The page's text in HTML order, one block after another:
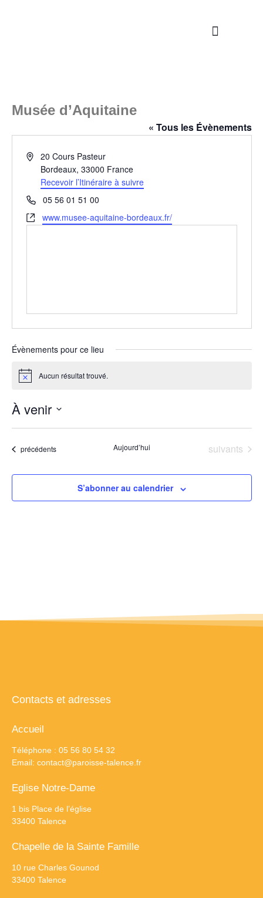
Musée d’Aquitaine
« Tous les Évènements
Adresse20 Cours Pasteur
Bordeaux, 33000 France
Recevoir l’Itinéraire à suivre
Téléphone
05 56 01 51 00
Site
www.musee-aquitaine-bordeaux.fr/
Évènements pour ce lieu
Notice Aucun résultat trouvé.
À venir
une
Évènements
précédents Aujourd’hui Évènements
suivants
S’abonner au calendrier
Contacts et adresses
Accueil
Téléphone : 05 56 80 54 32
Email: contact@paroisse-talence.fr
Eglise Notre-Dame
1 bis Place de l’église
33400 Talence
Chapelle de la Sainte Famille
10 rue Charles Gounod
33400 Talence